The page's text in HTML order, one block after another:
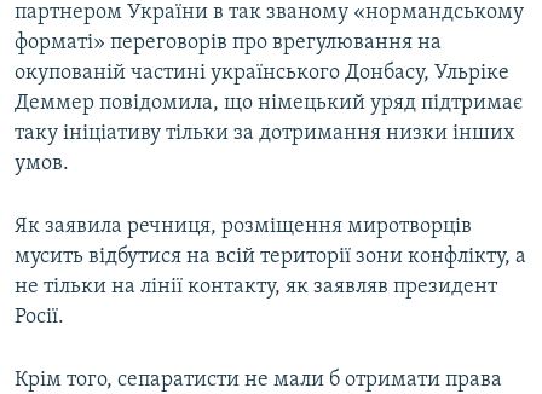
партнером України в так званому «нормандському
форматі» переговорів про врегулювання на
окупованій частині українського Донбасу, Ульріке
Деммер повідомила, що німецький уряд підтримає
таку ініціативу тільки за дотримання низки інших
умов.
Як заявила речниця, розміщення миротворців
мусить відбутися на всій території зони конфлікту, а
не тільки на лінії контакту, як заявляв президент
Росії.
Крім того, сепаратисти не мали б отримати права